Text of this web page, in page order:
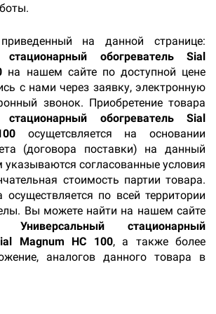
на данной странице:
стационарный обогреватель Sial
на нашем сайте по доступной цене
с нами через заявку, электронную
звонок. Приобретение товара
стационарный обогреватель Sial
осущетсвляется на основании
(договора поставки) на данный
указываются согласованные условия
стоимость партии товара.
осуществляется по всей территории
Вы можете найти на нашем сайте
Универсальный стационарный
Magnum HC 100, а также более
аналогов данного товара в